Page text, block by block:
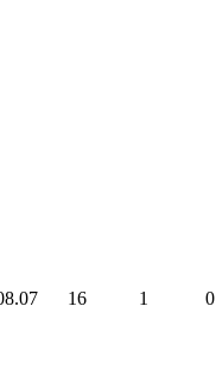
16 1 0